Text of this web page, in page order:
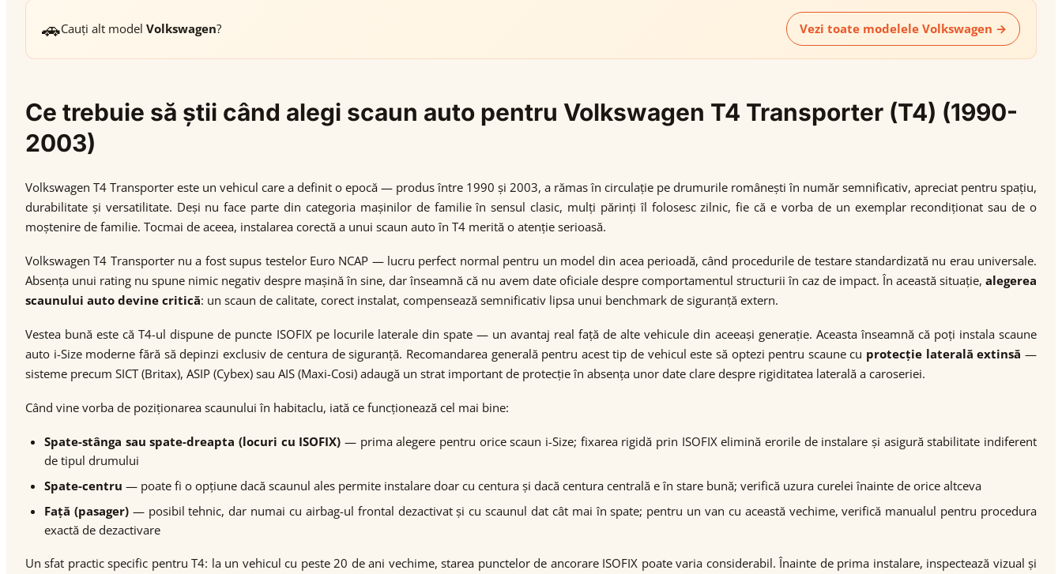
🚗Cauți alt model Volkswagen? Vezi toate modelele Volkswagen →
Ce trebuie să știi când alegi scaun auto pentru Volkswagen T4 Transporter (T4) (1990-
2003)
Volkswagen T4 Transporter este un vehicul care a definit o epocă — produs între 1990 și 2003, a rămas în circulație pe drumurile românești în număr semnificativ, apreciat pentru spațiu,
durabilitate și versatilitate. Deși nu face parte din categoria mașinilor de familie în sensul clasic, mulți părinți îl folosesc zilnic, fie că e vorba de un exemplar recondiționat sau de o
moștenire de familie. Tocmai de aceea, instalarea corectă a unui scaun auto în T4 merită o atenție serioasă.
Volkswagen T4 Transporter nu a fost supus testelor Euro NCAP — lucru perfect normal pentru un model din acea perioadă, când procedurile de testare standardizată nu erau universale.
Absența unui rating nu spune nimic negativ despre mașină în sine, dar înseamnă că nu avem date oficiale despre comportamentul structurii în caz de impact. În această situație, alegerea
scaunului auto devine critică: un scaun de calitate, corect instalat, compensează semnificativ lipsa unui benchmark de siguranță extern.
Vestea bună este că T4-ul dispune de puncte ISOFIX pe locurile laterale din spate — un avantaj real față de alte vehicule din aceeași generație. Aceasta înseamnă că poți instala scaune
auto i-Size moderne fără să depinzi exclusiv de centura de siguranță. Recomandarea generală pentru acest tip de vehicul este să optezi pentru scaune cu protecție laterală extinsă —
sisteme precum SICT (Britax), ASIP (Cybex) sau AIS (Maxi-Cosi) adaugă un strat important de protecție în absența unor date clare despre rigiditatea laterală a caroseriei.
Când vine vorba de poziționarea scaunului în habitaclu, iată ce funcționează cel mai bine:
Spate-stânga sau spate-dreapta (locuri cu ISOFIX) — prima alegere pentru orice scaun i-Size; fixarea rigidă prin ISOFIX elimină erorile de instalare și asigură stabilitate indiferent
de tipul drumului
Spate-centru — poate fi o opțiune dacă scaunul ales permite instalare doar cu centura și dacă centura centrală e în stare bună; verifică uzura curelei înainte de orice altceva
Față (pasager)— posibil tehnic, dar numai cu airbag-ul frontal dezactivat și cu scaunul dat cât mai în spate; pentru un van cu această vechime, verifică manualul pentru procedura
exactă de dezactivare
Un sfat practic specific pentru T4: la un vehicul cu peste 20 de ani vechime, starea punctelor de ancorare ISOFIX poate varia considerabil. Înainte de prima instalare, inspectează vizual și